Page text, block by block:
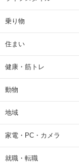
乗り物
住まい
健康・筋トレ
動物
地域
家電・PC・カメラ
就職・転職